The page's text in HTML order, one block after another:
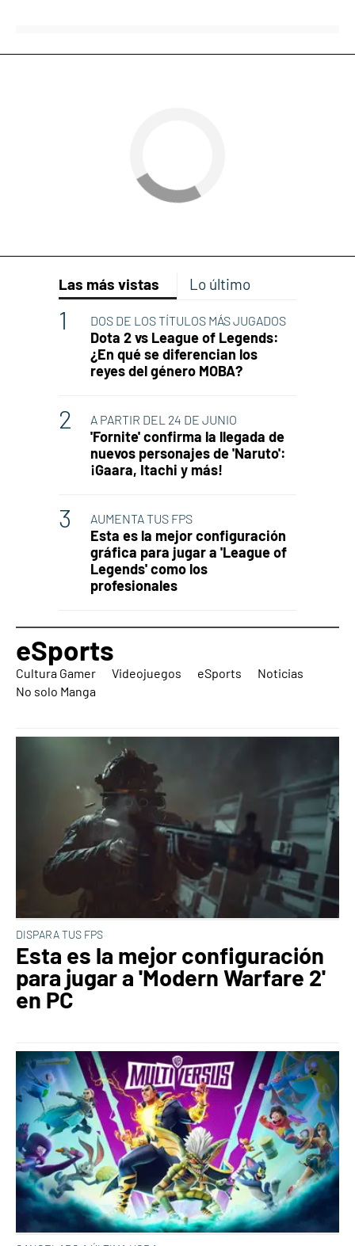
Las más vistas Lo último
DOS DE LOS TÍTULOS MÁS JUGADOS
Dota 2 vs League of Legends:
¿En qué se diferencian los
reyes del género MOBA?
A PARTIR DEL 24 DE JUNIO
'Fornite' confirma la llegada de
nuevos personajes de 'Naruto':
¡Gaara, Itachi y más!
AUMENTA TUS FPS
Esta es la mejor configuración
gráfica para jugar a 'League of
Legends' como los
profesionales
eSports
Cultura Gamer Videojuegos eSports
Noticias
No solo Manga
DISPARA TUS FPS
Esta es la mejor configuración
para jugar a 'Modern Warfare 2'
en PC